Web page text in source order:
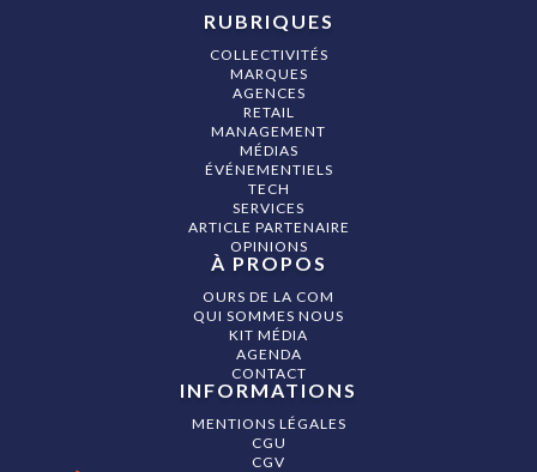
RUBRIQUES
COLLECTIVITÉS
MARQUES
AGENCES
RETAIL
MANAGEMENT
MÉDIAS
ÉVÉNEMENTIELS
TECH
SERVICES
ARTICLE PARTENAIRE
OPINIONS
À PROPOS
OURS DE LA COM
QUI SOMMES NOUS
KIT MÉDIA
AGENDA
CONTACT
INFORMATIONS
MENTIONS LÉGALES
CGU
CGV